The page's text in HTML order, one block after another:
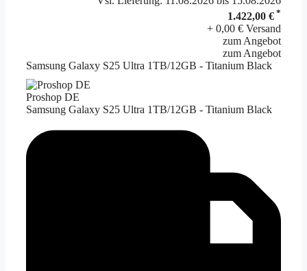
1.422,00 € *
+ 0,00 € Versand
zum Angebot
zum Angebot
Samsung Galaxy S25 Ultra 1TB/12GB - Titanium Black
Proshop DE
Samsung Galaxy S25 Ultra 1TB/12GB - Titanium Black